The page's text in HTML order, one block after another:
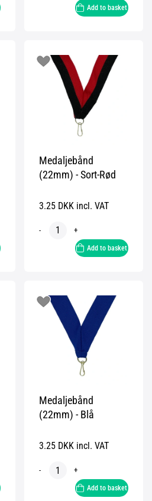
Add to basket
Medaljebånd
(22mm) - Sort-Rød
3.25 DKK incl. VAT
- +
Add to basket
Medaljebånd
(22mm) - Blå
3.25 DKK incl. VAT
- +
Add to basket